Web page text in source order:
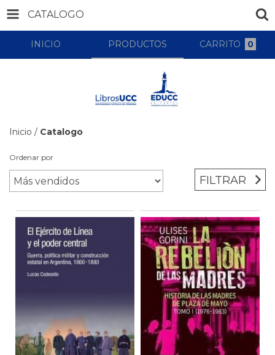
CATALOGO
INICIO PRODUCTOS CARRITO 0
Inicio / Catalogo
Ordenar por
FILTRAR